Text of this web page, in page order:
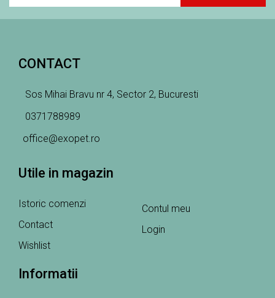
CONTACT
Sos Mihai Bravu nr 4, Sector 2, Bucuresti
0371788989
office@exopet.ro
Utile in magazin
Istoric comenzi
Contact
Wishlist
Contul meu
Login
Informatii